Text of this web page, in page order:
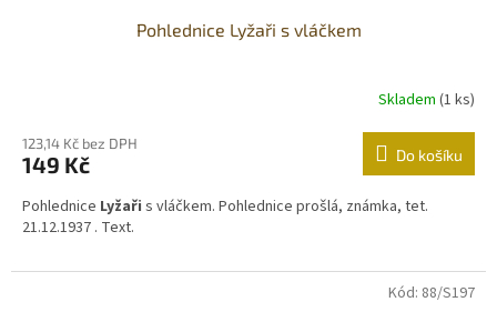
Pohlednice Lyžaři s vláčkem
Skladem (1 ks)
123,14 Kč bez DPH
149 Kč Do košíku
Pohlednice Lyžaři s vláčkem. Pohlednice prošlá, známka, tet.
21.12.1937 . Text.
Kód: 88/S197